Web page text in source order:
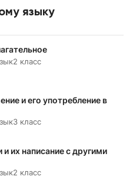
языку
2 класс
и его употребление в
3 класс
и их написание с другими
2 класс